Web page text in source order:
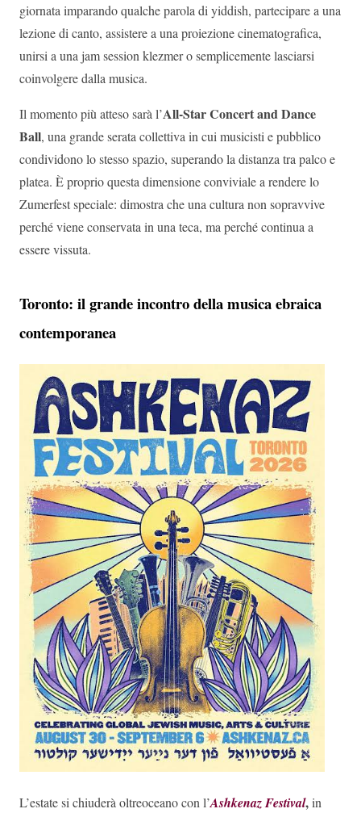
giornata imparando qualche parola di yiddish, partecipare a una
lezione di canto, assistere a una proiezione cinematografica,
unirsi a una jam session klezmer o semplicemente lasciarsi
coinvolgere dalla musica.
Il momento più atteso sarà l’All-Star Concert and Dance
Ball, una grande serata collettiva in cui musicisti e pubblico
condividono lo stesso spazio, superando la distanza tra palco e
platea. È proprio questa dimensione conviviale a rendere lo
Zumerfest speciale: dimostra che una cultura non sopravvive
perché viene conservata in una teca, ma perché continua a
essere vissuta.
Toronto: il grande incontro della musica ebraica
contemporanea
L’estate si chiuderà oltreoceano con l’Ashkenaz Festival,in